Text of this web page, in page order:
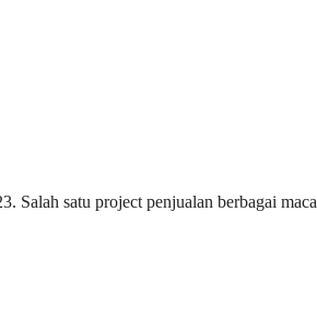
Salah satu project penjualan berbagai